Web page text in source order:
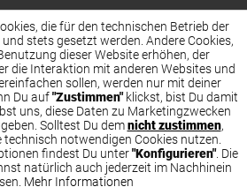
die für den technischen Betrieb der
stets gesetzt werden. Andere Cookies,
dieser Website erhöhen, der
die Interaktion mit anderen Websites und
sollen, werden nur mit deiner
Du auf"Zustimmen"klickst, bist Du damit
uns, diese Daten zu Marketingzwecken
Solltest Du demnicht zustimmen,
notwendigen Cookies nutzen.
findest Du unter"Konfigurieren". Die
natürlich auch jederzeit im Nachhinein
Mehr Informationen